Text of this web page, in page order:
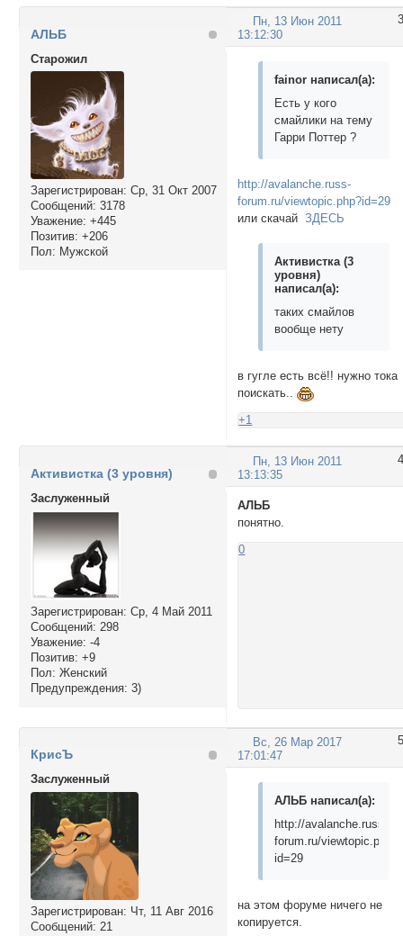
3
Пн, 13 Июн 2011
13:12:30
АЛЬБ
Cтарожил
Зарегистрирован: Ср, 31 Окт 2007
Сообщений: 3178
Уважение: +445
Позитив: +206
Пол: Мужской
fainor написал(а):
Есть у кого
смайлики на тему
Гарри Поттер ?
http://avalanche.russ-
forum.ru/viewtopic.php?id=29
или скачайЗДЕСЬ
Активистка (3
уровня)
написал(а):
таких смайлов
вообще нету
в гугле есть всё!! нужно тока
поискать..
+1
4
Пн, 13 Июн 2011
13:13:35
Активистка (3 уровня)
Заслуженный
Зарегистрирован: Ср, 4 Май 2011
Сообщений: 298
Уважение: -4
Позитив: +9
Пол: Женский
Предупреждения: 3)
АЛЬБ
понятно.
0
5
Вс, 26 Мар 2017
17:01:47
КрисЪ
Заслуженный
Зарегистрирован: Чт, 11 Авг 2016
Сообщений: 21
АЛЬБ написал(а):
http://avalanche.russ-
forum.ru/viewtopic.php?
id=29
на этом форуме ничего не
копируется.